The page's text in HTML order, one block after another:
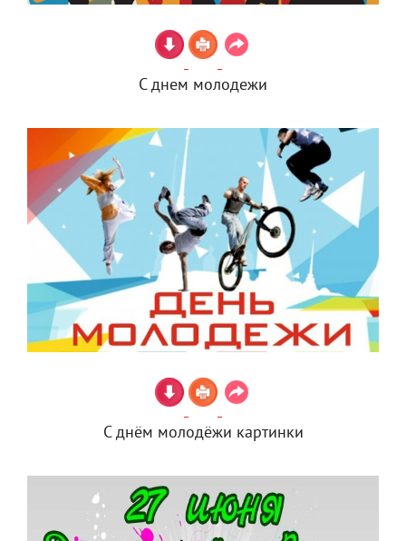
С днем молодежи
С днём молодёжи картинки